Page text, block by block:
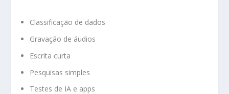
Classificação de dados
Gravação de áudios
Escrita curta
Pesquisas simples
Testes de IA e apps